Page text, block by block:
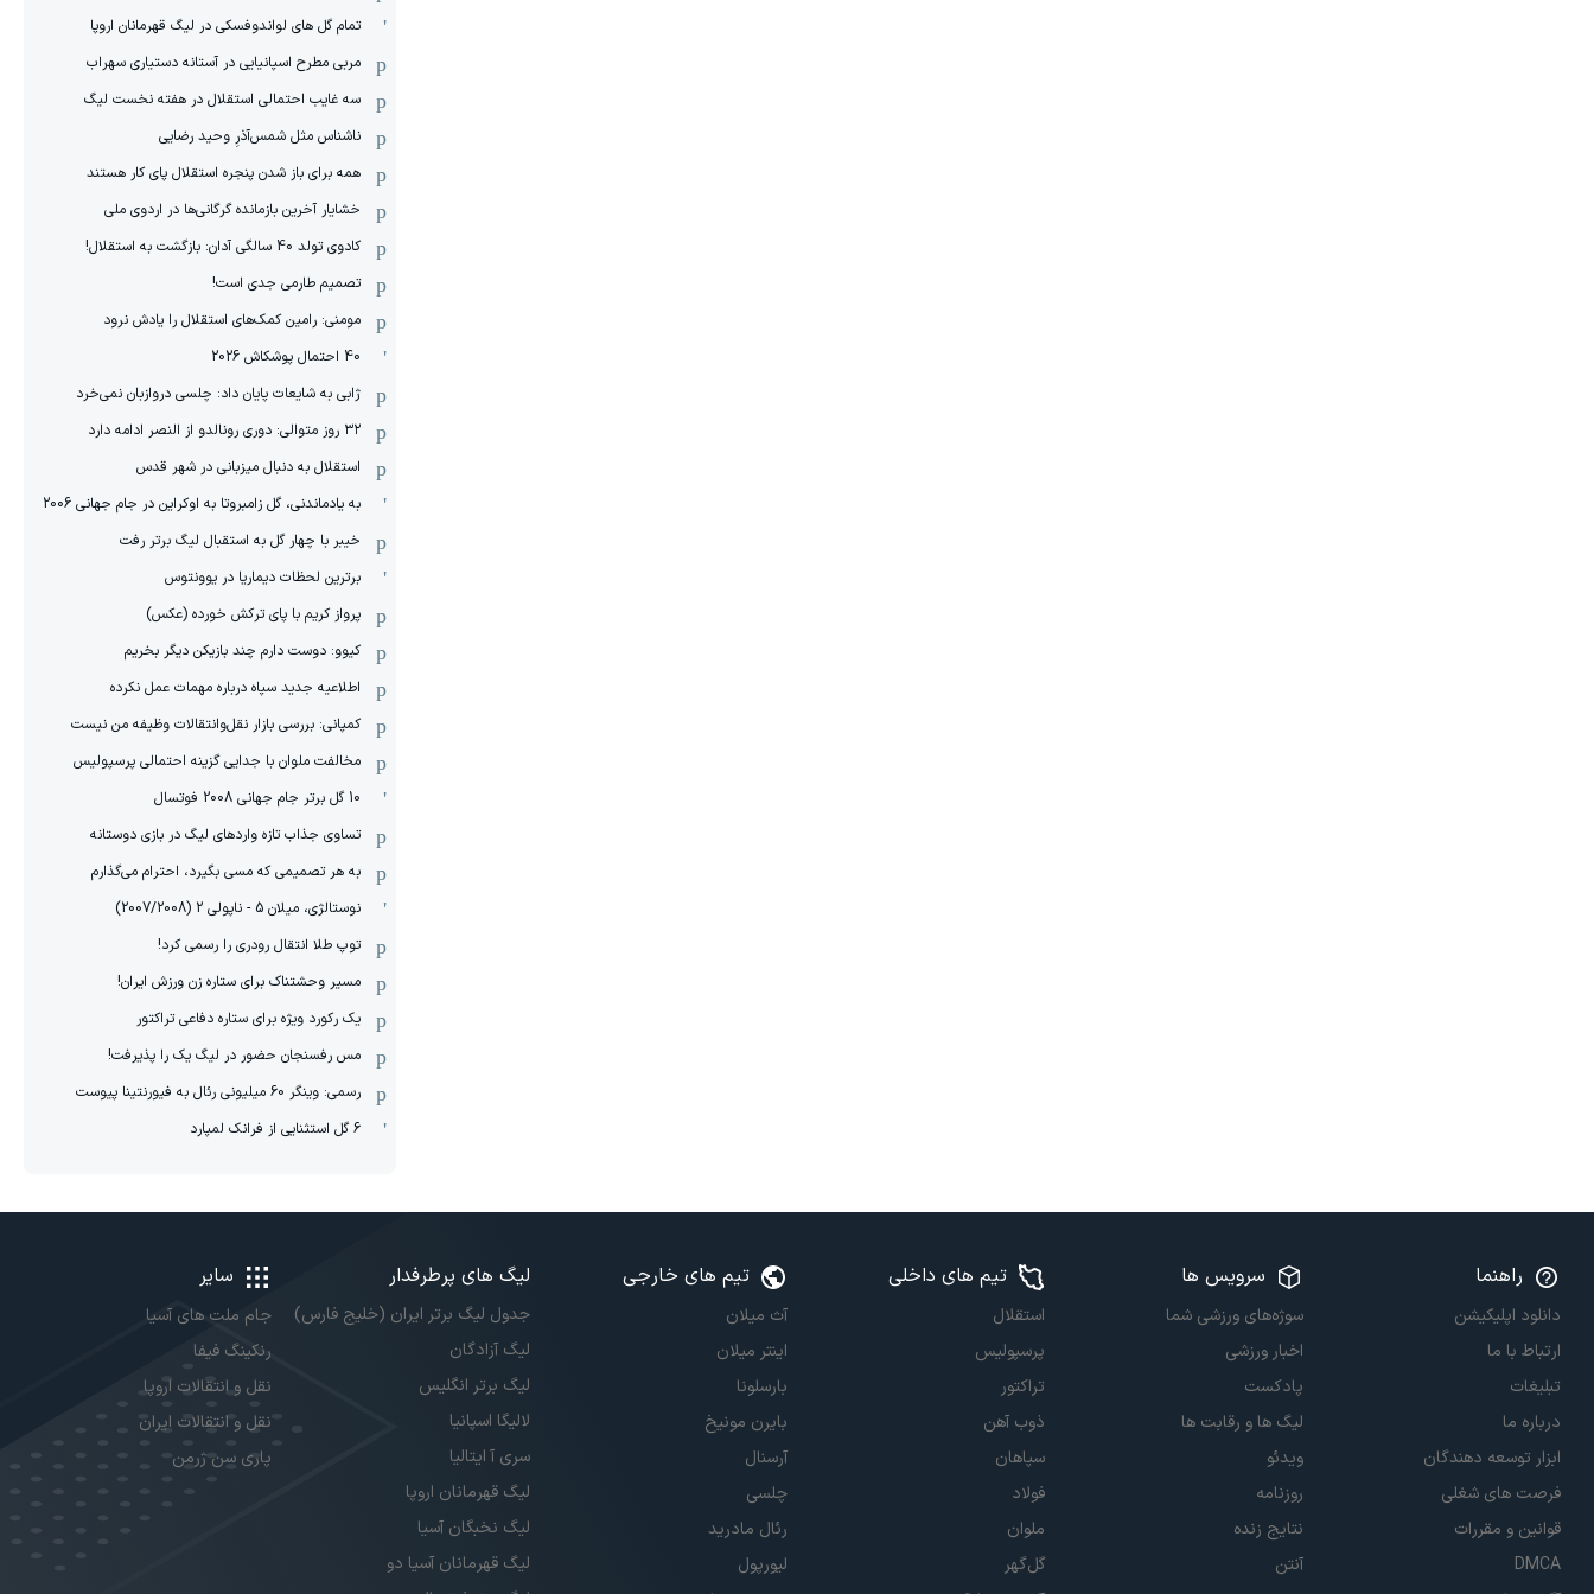
تمام گل های لواندوفسکی در لیگ قهرمانان اروپا
مربی مطرح اسپانیایی در آستانه دستیاری سهراب
سه غایب احتمالی استقلال در هفته نخست لیگ
ناشناس مثل شمس‌آذرِ وحید رضایی
همه برای باز شدن پنجره استقلال پای کار هستند
خشایار آخرین بازمانده گرگانی‌ها در اردوی ملی
کادوی تولد 40 سالگی آدان: بازگشت به استقلال!
تصمیم طارمی جدی است!
مومنی: رامین کمک‌های استقلال را یادش نرود
40 احتمال پوشکاش 2026
ژابی به شایعات پایان داد: چلسی دروازبان نمی‌خرد
۳۲ روز متوالی: دوری رونالدو از النصر ادامه دارد
استقلال به دنبال میزبانی در شهر قدس
به یادماندنی، گل زامبروتا به اوکراین در جام جهانی 2006
خیبر با چهار گل به استقبال لیگ برتر رفت
برترین لحظات دیماریا در یوونتوس
پرواز کریم با پای ترکش خورده (عکس)
کیوو: دوست دارم چند بازیکن دیگر بخریم
اطلاعیه جدید سپاه درباره مهمات عمل نکرده
کمپانی: بررسی بازار نقل‌وانتقالات وظیفه من نیست
مخالفت ملوان با جدایی گزینه احتمالی پرسپولیس
10 گل برتر جام جهانی 2008 فوتسال
تساوی جذاب تازه واردهای لیگ در بازی دوستانه
به هر تصمیمی که مسی بگیرد، احترام می‌گذارم
نوستالژی، میلان 5 - ناپولی 2 (2007/2008)
توپ طلا انتقال رودری را رسمی کرد!
مسیر وحشتناک برای ستاره زن ورزش ایران!
یک رکورد ویژه برای ستاره دفاعی تراکتور
مس رفسنجان حضور در لیگ یک را پذیرفت!
رسمی: وینگر 60 میلیونی رئال به فیورنتینا پیوست
6 گل استثنایی از فرانک لمپارد
راهنما
دانلود اپلیکیشن
ارتباط با ما
تبلیغات
درباره ما
ابزار توسعه دهندگان
فرصت های شغلی
قوانین و مقررات
DMCA
سرویس ها
سوژه‌های ورزشی شما
اخبار ورزشی
پادکست
لیگ ها و رقابت ها
ویدئو
روزنامه
نتایج زنده
آنتن
تیم های داخلی
استقلال
پرسپولیس
تراکتور
ذوب آهن
سپاهان
فولاد
ملوان
گل‌گهر
تیم های خارجی
آث میلان
اینتر میلان
بارسلونا
بایرن مونیخ
آرسنال
چلسی
رئال مادرید
لیورپول
لیگ های پرطرفدار
جدول لیگ برتر ایران (خلیج فارس)
لیگ آزادگان
لیگ برتر انگلیس
لالیگا اسپانیا
سری آ ایتالیا
لیگ قهرمانان اروپا
لیگ نخبگان آسیا
لیگ قهرمانان آسیا دو
سایر
جام ملت های آسیا
رنکینگ فیفا
نقل و انتقالات اروپا
نقل و انتقالات ایران
پاری سن ژرمن